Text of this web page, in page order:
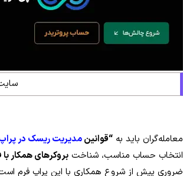
معامله‌گران باید به “قوانینمدیریت ریسک در
انتخاب حساب مناسب، شناخت بروکرهای همکار
ضروری پیش از شروع همکاری با این پراپ فرم